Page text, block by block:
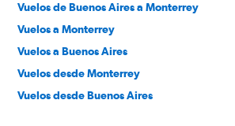
Vuelos de Buenos Aires a Monterrey
Vuelos a Monterrey
Vuelos a Buenos Aires
Vuelos desde Monterrey
Vuelos desde Buenos Aires